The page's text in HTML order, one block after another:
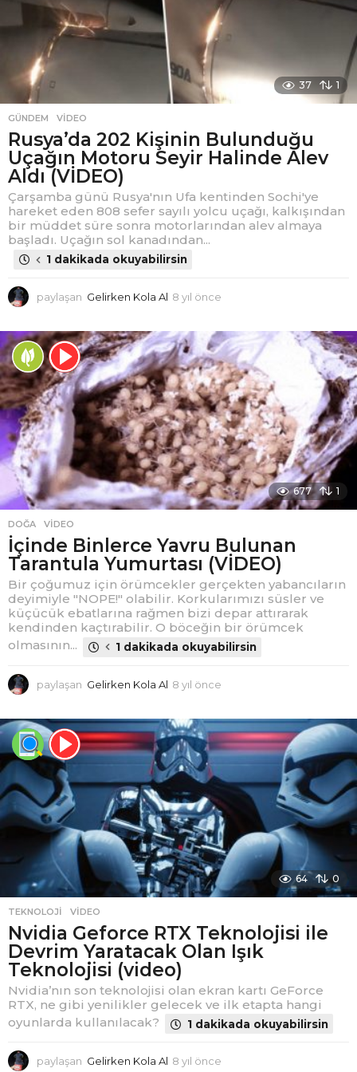
37 1
GÜNDEM ,VIDEO
Rusya’da 202 Kişinin Bulunduğu
Uçağın Motoru Seyir Halinde Alev
Aldı (VİDEO)
Çarşamba günü Rusya'nın Ufa kentinden Sochi'ye
hareket eden 808 sefer sayılı yolcu uçağı, kalkışından
bir müddet süre sonra motorlarından alev almaya
başladı. Uçağın sol kanadından...
1 dakikada okuyabilirsin
paylaşan Gelirken Kola Al 8 yıl önce
l
ö
n
c
e
677 1
DOĞA ,VIDEO
İçinde Binlerce Yavru Bulunan
Tarantula Yumurtası (VİDEO)
Bir çoğumuz için örümcekler gerçekten yabancıların
deyimiyle "NOPE!" olabilir. Korkularımızı süsler ve
küçücük ebatlarına rağmen bizi depar attırarak
kendinden kaçtırabilir. O böceğin bir örümcek
olmasının...
1 dakikada okuyabilirsin
paylaşan Gelirken Kola Al 8 yıl önce
l
ö
n
64 0
TEKNOLOJI ,VIDEO
Nvidia Geforce RTX Teknolojisi ile
Devrim Yaratacak Olan Işık
Teknolojisi (video)
Nvidia’nın son teknolojisi olan ekran kartı GeForce
RTX, ne gibi yenilikler gelecek ve ilk etapta hangi
oyunlarda kullanılacak?
1 dakikada okuyabilirsin
paylaşan Gelirken Kola Al 8 yıl önce